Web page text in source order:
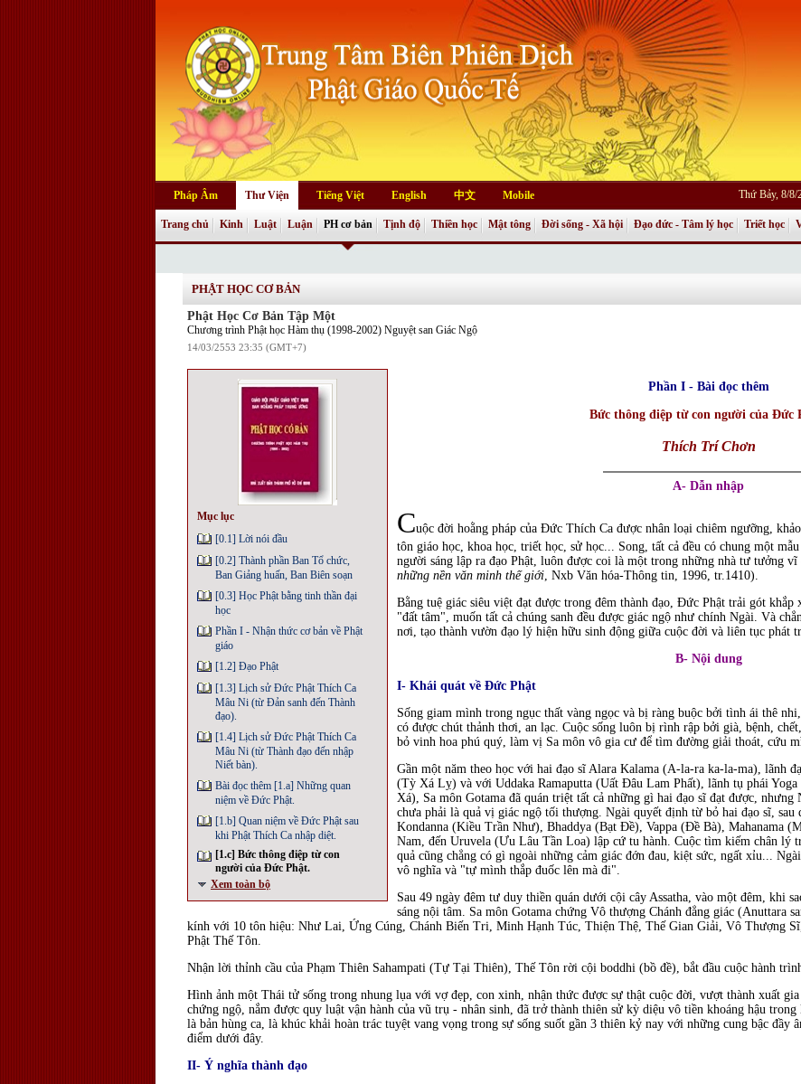
Pháp Âm Thư Viện Tiếng Việt English 中文 Mobile Thứ Bảy, 8/
Trang chủ Kinh Luật Luận PH cơ bản Tịnh độ Thiền học Mật tông Đời sống - Xã hội Đạo đức - Tâm lý học Triết học
PHẬT HỌC CƠ BẢN
Phật Học Cơ Bản Tập Một
Chương trình Phật học Hàm thụ (1998-2002) Nguyệt san Giác Ngộ
14/03/2553 23:35 (GMT+7)
Mục lục
[0.1] Lời nói đầu
[0.2] Thành phần Ban Tổ chức,
Ban Giảng huấn, Ban Biên soạn
[0.3] Học Phật bằng tinh thần đại
học
Phần I - Nhận thức cơ bản về Phật
giáo
[1.2] Ðạo Phật
[1.3] Lịch sử Ðức Phật Thích Ca
Mâu Ni (từ Ðản sanh đến Thành
đạo).
[1.4] Lịch sử Ðức Phật Thích Ca
Mâu Ni (từ Thành đạo đến nhập
Niết bàn).
Bài đọc thêm [1.a] Những quan
niệm về Ðức Phật.
[1.b] Quan niệm về Ðức Phật sau
khi Phật Thích Ca nhập diệt.
[1.c] Bức thông điệp từ con
người của Ðức Phật.
Xem toàn bộ
Phần I - Bài đọc thêm
Bức thông điệp từ con người của Ðức
Thích Trí Chơn
A- Dẫn nhập
Cuộc đời hoằng pháp của Ðức Thích Ca được nhân loại chiêm ngưỡng,
tôn giáo học, khoa học, triết học, sử học... Song, tất cả đều có chung một
người sáng lập ra đạo Phật, luôn được coi là một trong những nhà tư tưởng vĩ
những nền văn minh thế giới , Nxb Văn hóa-Thông tin, 1996, tr.1410).
Bằng tuệ giác siêu việt đạt được trong đêm thành đạo, Ðức Phật trải gót
"đất tâm", muốn tất cả chúng sanh đều được giác ngộ như chính Ngài. Và
nơi, tạo thành vườn đạo lý hiện hữu sinh động giữa cuộc đời và liên tục phát
B- Nội dung
I- Khái quát về Ðức Phật
Sống giam mình trong ngục thất vàng ngọc và bị ràng buộc bởi tình ái thê
có được chút thảnh thơi, an lạc. Cuộc sống luôn bị rình rập bởi già, bệnh,
bỏ vinh hoa phú quý, làm vị Sa môn vô gia cư để tìm đường giải thoát, cứu
Gần một năm theo học với hai đạo sĩ Alara Kalama (A-la-ra ka-la-ma), lãnh
(Tỳ Xá Lỵ) và với Uddaka Ramaputta (Uất Ðâu Lam Phất), lãnh tụ phái
Xá), Sa môn Gotama đã quán triệt tất cả những gì hai đạo sĩ đạt được,
chưa phải là quả vị giác ngộ tối thượng. Ngài quyết định từ bỏ hai đạo sĩ, sau
Kondanna (Kiều Trần Như), Bhaddya (Bạt Ðề), Vappa (Ðề Bà), Mahanama
Nam, đến Uruvela (Ưu Lâu Tần Loa) lập cứ tu hành. Cuộc tìm kiếm chân lý
quả cũng chẳng có gì ngoài những cảm giác đớn đau, kiệt sức, ngất xỉu...
vô nghĩa và "tự mình thắp đuốc lên mà đi".
Sau 49 ngày đêm tư duy thiền quán dưới cội cây Assatha, vào một đêm, khi
sáng nội tâm. Sa môn Gotama chứng Vô thượng Chánh đẳng giác (Anuttara
kính với 10 tôn hiệu: Như Lai, Ứng Cúng, Chánh Biến Tri, Minh Hạnh Túc, Thiện Thệ, Thế Gian Giải, Vô Thượng
Phật Thế Tôn.
Nhận lời thỉnh cầu của Phạm Thiên Sahampati (Tự Tại Thiên), Thế Tôn rời cội boddhi (bồ đề), bắt đầu cuộc hành
Hình ảnh một Thái tử sống trong nhung lụa với vợ đẹp, con xinh, nhận thức được sự thật cuộc đời, vượt thành xuất
chứng ngộ, nắm được quy luật vận hành của vũ trụ - nhân sinh, đã trở thành thiên sử kỳ diệu vô tiền khoáng hậu
là bản hùng ca, là khúc khải hoàn trác tuyệt vang vọng trong sự sống suốt gần 3 thiên kỷ nay với những cung bậc đầy
điểm dưới đây.
II- Ý nghĩa thành đạo